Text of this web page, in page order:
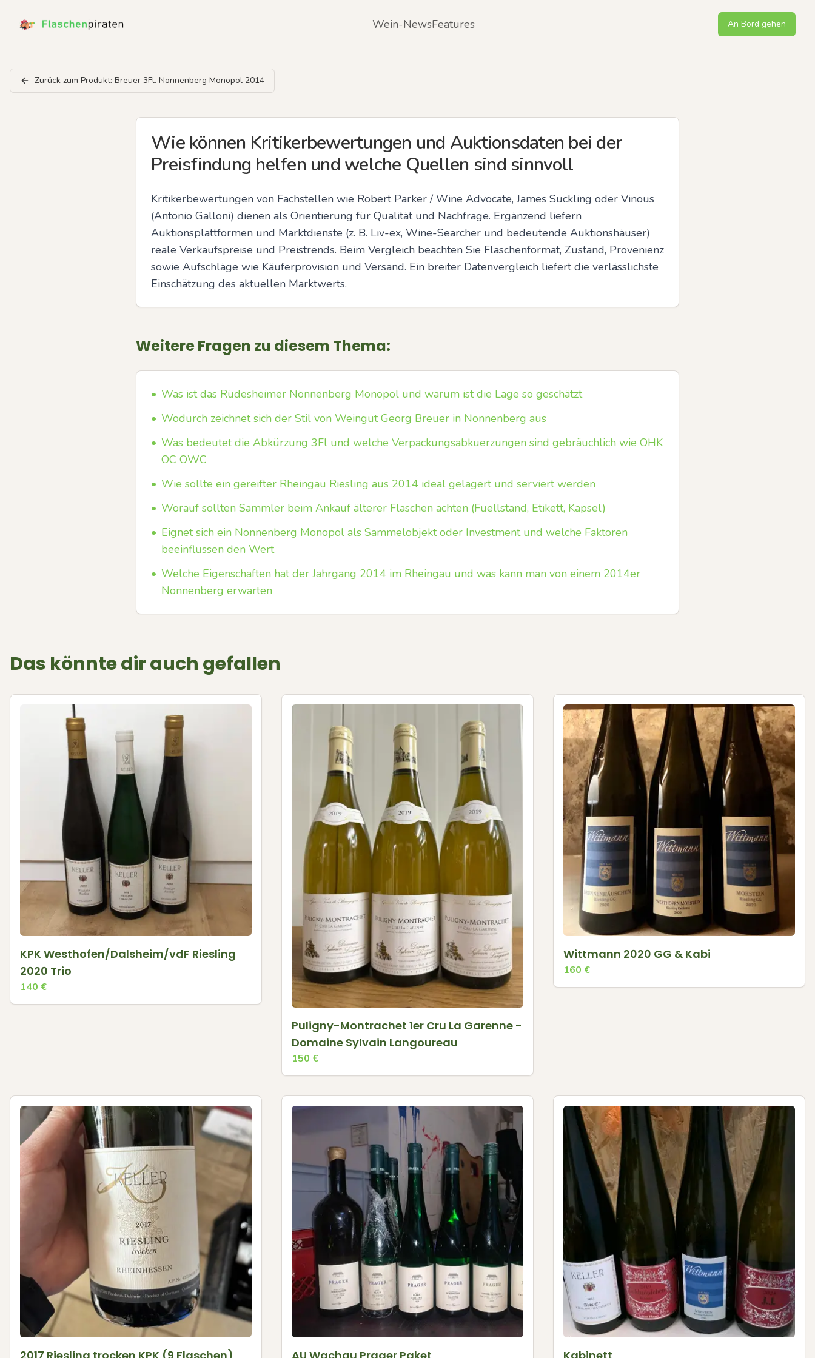
Wein-NewsFeatures An Bord gehen
Zurück zum Produkt: Breuer 3Fl. Nonnenberg Monopol 2014
Wie können Kritikerbewertungen und Auktionsdaten bei der
Preisfindung helfen und welche Quellen sind sinnvoll
Kritikerbewertungen von Fachstellen wie Robert Parker / Wine Advocate, James Suckling oder Vinous
(Antonio Galloni) dienen als Orientierung für Qualität und Nachfrage. Ergänzend liefern
Auktionsplattformen und Marktdienste (z. B. Liv-ex, Wine-Searcher und bedeutende Auktionshäuser)
reale Verkaufspreise und Preistrends. Beim Vergleich beachten Sie Flaschenformat, Zustand, Provenienz
sowie Aufschläge wie Käuferprovision und Versand. Ein breiter Datenvergleich liefert die verlässlichste
Einschätzung des aktuellen Marktwerts.
Weitere Fragen zu diesem Thema:
• Was ist das Rüdesheimer Nonnenberg Monopol und warum ist die Lage so geschätzt
• Wodurch zeichnet sich der Stil von Weingut Georg Breuer in Nonnenberg aus
• Was bedeutet die Abkürzung 3Fl und welche Verpackungsabkuerzungen sind gebräuchlich wie OHK
OC OWC
• Wie sollte ein gereifter Rheingau Riesling aus 2014 ideal gelagert und serviert werden
• Worauf sollten Sammler beim Ankauf älterer Flaschen achten (Fuellstand, Etikett, Kapsel)
• Eignet sich ein Nonnenberg Monopol als Sammelobjekt oder Investment und welche Faktoren
beeinflussen den Wert
• Welche Eigenschaften hat der Jahrgang 2014 im Rheingau und was kann man von einem 2014er
Nonnenberg erwarten
Das könnte dir auch gefallen
KPK Westhofen/Dalsheim/vdF Riesling
2020 Trio
140 €
Puligny-Montrachet 1er Cru La Garenne -
Domaine Sylvain Langoureau
150 €
Wittmann 2020 GG & Kabi
160 €